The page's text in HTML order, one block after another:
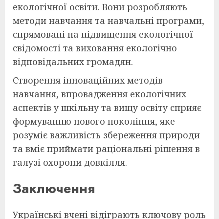
екологічної освіти. Вони розробляють
методи навчання та навчальні програми,
спрямовані на підвищення екологічної
свідомості та виховання екологічно
відповідальних громадян.
Створення інноваційних методів
навчання, впровадження екологічних
аспектів у шкільну та вищу освіту сприяє
формуванню нового покоління, яке
розуміє важливість збереження природи
та вміє приймати раціональні рішення в
галузі охорони довкілля.
Заключення
Українські вчені відіграють ключову роль